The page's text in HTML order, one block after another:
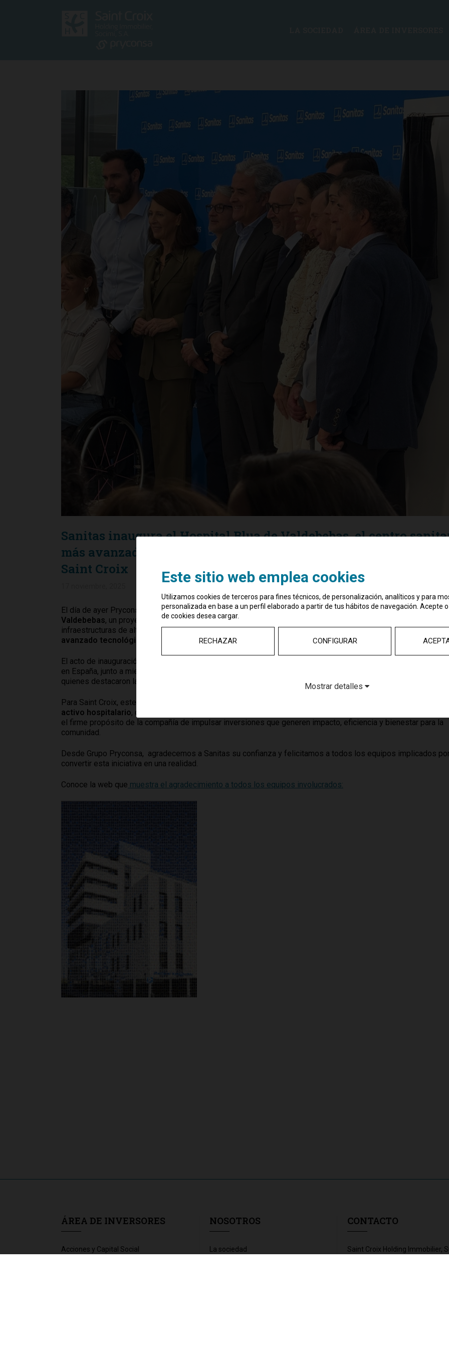
Sanitas inaugura el Hospital Blua de Valdebebas, el centro
más avanzado de Madrid, construido por Pryconsa y propiedad de
Saint Croix
El día de ayer Pryconsa y SCHI estuvieron presentes en la inauguración oficial delHospital Blua Sanitas
Valdebebas, un proyecto emblemático que consolida el compromiso de la compañía con la inversión en
infraestructuras de alta calidad y valor social. El nuevo complejo hospitalario, se posiciona comoel hospital
avanzado tecnológicamente y con mejores servicios de la ciudad de Madrid.
El acto de inauguración reunió a representantes de
en España, junto a miembros de
quienes destacaron la magnitud y la relevancia estratégica del proyecto.
Para Saint Croix, este hito supone un paso decisivo en la diversificación de su cartera, incorporando su
activo hospitalario, desarrollado para uno de los grupos sanitarios más prestigiosos del país. El proyecto
el firme propósito de la compañía de impulsar inversiones que generen impacto, eficiencia y bienestar para la
comunidad.
Desde Grupo Pryconsa, agradecemos a Sanitas su confianza y felicitamos a todos los equipos implicados
convertir esta iniciativa en una realidad.
Conoce la web que muestra el agradecimiento a todos los equipos involucrados:
ÁREA DE INVERSORES
Acciones y Capital Social
NOSOTROS
La sociedad
CONTACTO
Saint Croix Holding Immobilier,
Este sitio web emplea cookies
Utilizamos cookies de terceros para fines técnicos, de personalización, analíticos y para
personalizada en base a un perfil elaborado a partir de tus hábitos de navegación. Acepte
de cookies desea cargar.
RECHAZAR CONFIGURAR
Mostrar detalles